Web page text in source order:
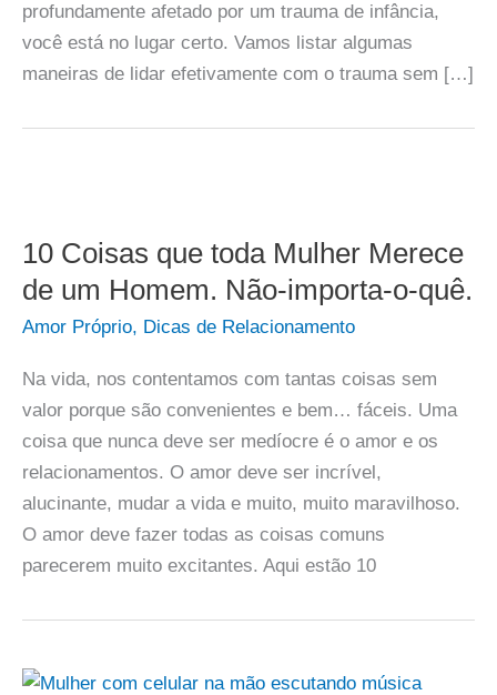
profundamente afetado por um trauma de infância,
você está no lugar certo. Vamos listar algumas
maneiras de lidar efetivamente com o trauma sem […]
10 Coisas que toda Mulher Merece
de um Homem. Não-importa-o-quê.
Amor Próprio, Dicas de Relacionamento
Na vida, nos contentamos com tantas coisas sem
valor porque são convenientes e bem… fáceis. Uma
coisa que nunca deve ser medíocre é o amor e os
relacionamentos. O amor deve ser incrível,
alucinante, mudar a vida e muito, muito maravilhoso.
O amor deve fazer todas as coisas comuns
parecerem muito excitantes. Aqui estão 10